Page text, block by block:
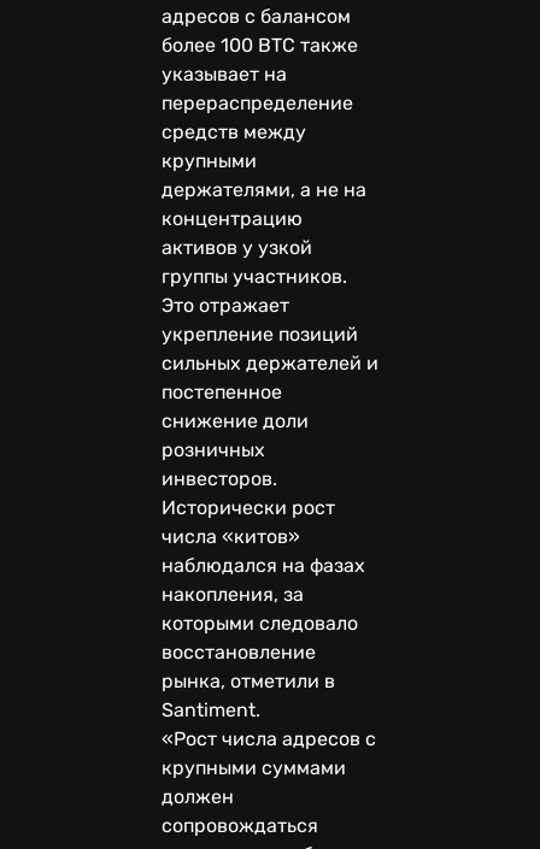
адресов с балансом
более 100 BTC также
указывает на
перераспределение
средств между
крупными
держателями, а не на
концентрацию
активов у узкой
группы участников.
Это отражает
укрепление позиций
сильных держателей и
постепенное
снижение доли
розничных
инвесторов.
Исторически рост
числа «китов»
наблюдался на фазах
накопления, за
которыми следовало
восстановление
рынка, отметили в
Santiment.
«Рост числа адресов с
крупными суммами
должен
сопровождаться